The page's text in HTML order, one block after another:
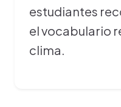
estudiantes
el vocabulario
clima.